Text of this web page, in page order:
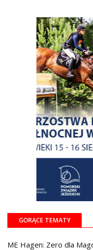
GORĄCE TEMATY
ME Hagen: Zero dla